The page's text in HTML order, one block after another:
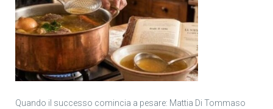
Quando il successo comincia a pesare: Mattia Di Tommaso